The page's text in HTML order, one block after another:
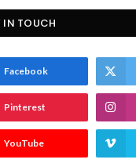
IN TOUCH
Facebook
Pinterest
YouTube